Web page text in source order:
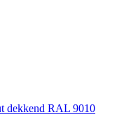
dekkend RAL 9010